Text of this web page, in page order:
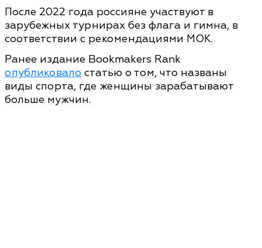
После 2022 года россияне участвуют в
зарубежных турнирах без флага и гимна, в
соответствии с рекомендациями МОК.
Ранее издание Bookmakers Rank
опубликовало статью о том, что названы
виды спорта, где женщины зарабатывают
больше мужчин.